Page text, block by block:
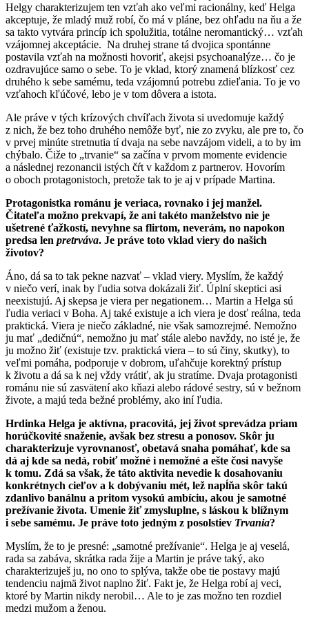
Helgy charakterizujem ten vzťah ako veľmi racionálny, keď Helga
akceptuje, že mladý muž robí, čo má v pláne, bez ohľadu na ňu a že
sa takto vytvára princíp ich spolužitia, totálne neromantický… vzťah
vzájomnej akceptácie. Na druhej strane tá dvojica spontánne
postavila vzťah na možnosti hovoriť, akejsi psychoanalýze… čo je
ozdravujúce samo o sebe. To je vklad, ktorý znamená blízkosť cez
druhého k sebe samému, teda vzájomnú potrebu zdieľania. To je vo
vzťahoch kľúčové, lebo je v tom dôvera a istota.
Ale práve v tých krízových chvíľach života si uvedomuje každý
z nich, že bez toho druhého nemôže byť, nie zo zvyku, ale pre to, čo
v prvej minúte stretnutia tí dvaja na sebe navzájom videli, a to by im
chýbalo. Čiže to „trvanie“ sa začína v prvom momente evidencie
a následnej rezonancii istých čŕt v každom z partnerov. Hovorím
o oboch protagonistoch, pretože tak to je aj v prípade Martina.
Protagonistka románu je veriaca, rovnako i jej manžel.
Čitateľa možno prekvapí, že ani takéto manželstvo nie je
ušetrené ťažkostí, nevyhne sa flirtom, neverám, no napokon
predsa len pretrváva. Je práve toto vklad viery do našich
životov?
Áno, dá sa to tak pekne nazvať – vklad viery. Myslím, že každý
v niečo verí, inak by ľudia sotva dokázali žiť. Úplní skeptici asi
neexistujú. Aj skepsa je viera per negationem… Martin a Helga sú
ľudia veriaci v Boha. Aj také existuje a ich viera je dosť reálna, teda
praktická. Viera je niečo základné, nie však samozrejmé. Nemožno
ju mať „dedičnú“, nemožno ju mať stále alebo navždy, no isté je, že
ju možno žiť (existuje tzv. praktická viera – to sú činy, skutky), to
veľmi pomáha, podporuje v dobrom, uľahčuje korektný prístup
k životu a dá sa k nej vždy vrátiť, ak ju stratíme. Dvaja protagonisti
románu nie sú zasvätení ako kňazi alebo rádové sestry, sú v bežnom
živote, a majú teda bežné problémy, ako iní ľudia.
Hrdinka Helga je aktívna, pracovitá, jej život sprevádza priam
horúčkovité snaženie, avšak bez stresu a ponosov. Skôr ju
charakterizuje vyrovnanosť, obetavá snaha pomáhať, kde sa
dá aj kde sa nedá, robiť možné i nemožné a ešte čosi navyše
k tomu. Zdá sa však, že táto aktivita nevedie k dosahovaniu
konkrétnych cieľov a k dobývaniu mét, lež napĺňa skôr takú
zdanlivo banálnu a pritom vysokú ambíciu, akou je samotné
prežívanie života. Umenie žiť zmysluplne, s láskou k blížnym
i sebe samému. Je práve toto jedným z posolstiev Trvania?
Myslím, že to je presné: „samotné prežívanie“. Helga je aj veselá,
rada sa zabáva, skrátka rada žije a Martin je práve taký, ako
charakterizuješ ju, no ono to splýva, takže obe tie postavy majú
tendenciu najmä život naplno žiť. Fakt je, že Helga robí aj veci,
ktoré by Martin nikdy nerobil… Ale to je zas možno ten rozdiel
medzi mužom a ženou.